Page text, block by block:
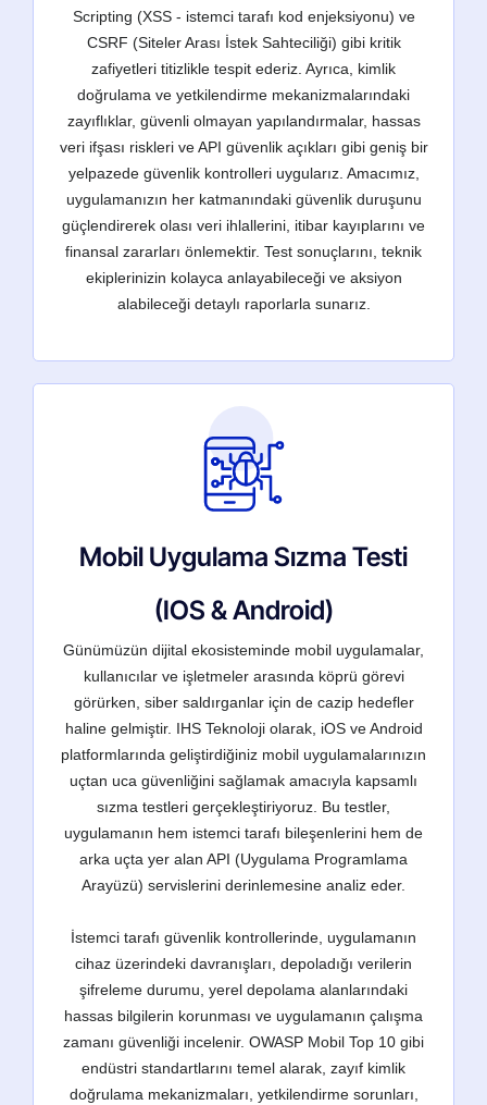
Scripting (XSS - istemci tarafı kod enjeksiyonu) ve
CSRF (Siteler Arası İstek Sahteciliği) gibi kritik
zafiyetleri titizlikle tespit ederiz. Ayrıca, kimlik
doğrulama ve yetkilendirme mekanizmalarındaki
zayıflıklar, güvenli olmayan yapılandırmalar, hassas
veri ifşası riskleri ve API güvenlik açıkları gibi geniş bir
yelpazede güvenlik kontrolleri uygularız. Amacımız,
uygulamanızın her katmanındaki güvenlik duruşunu
güçlendirerek olası veri ihlallerini, itibar kayıplarını ve
finansal zararları önlemektir. Test sonuçlarını, teknik
ekiplerinizin kolayca anlayabileceği ve aksiyon
alabileceği detaylı raporlarla sunarız.
Mobil Uygulama Sızma Testi
(IOS & Android)
Günümüzün dijital ekosisteminde mobil uygulamalar,
kullanıcılar ve işletmeler arasında köprü görevi
görürken, siber saldırganlar için de cazip hedefler
haline gelmiştir. IHS Teknoloji olarak, iOS ve Android
platformlarında geliştirdiğiniz mobil uygulamalarınızın
uçtan uca güvenliğini sağlamak amacıyla kapsamlı
sızma testleri gerçekleştiriyoruz. Bu testler,
uygulamanın hem istemci tarafı bileşenlerini hem de
arka uçta yer alan API (Uygulama Programlama
Arayüzü) servislerini derinlemesine analiz eder.
İstemci tarafı güvenlik kontrollerinde, uygulamanın
cihaz üzerindeki davranışları, depoladığı verilerin
şifreleme durumu, yerel depolama alanlarındaki
hassas bilgilerin korunması ve uygulamanın çalışma
zamanı güvenliği incelenir. OWASP Mobil Top 10 gibi
endüstri standartlarını temel alarak, zayıf kimlik
doğrulama mekanizmaları, yetkilendirme sorunları,